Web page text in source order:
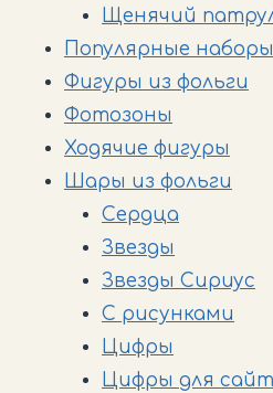
Щенячий
Популярные наборы
Фигуры из фольги
Фотозоны
Ходячие фигуры
Шары из фольги
Cердца
Звезды
Звезды Сириус
С рисунками
Цифры
Цифры для